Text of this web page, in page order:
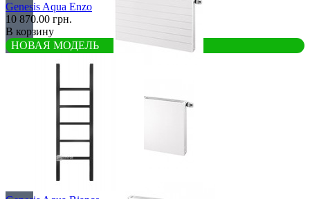
Линейные
Плоские
Genesis Aqua Enzo
10 870.00 грн.
В корзину
НОВАЯ МОДЕЛЬ